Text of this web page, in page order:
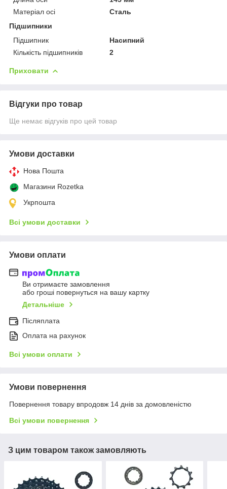
Матеріал осі
Сталь
Підшипники
Підшипник
Насипний
Кількість підшипників
2
Приховати
Відгуки про товар
Ще немає відгуків про цей товар
Умови доставки
Нова Пошта
Магазини Rozetka
Укрпошта
Всі умови доставки
Умови оплати
Ви отримаєте замовлення
або гроші повернуться на вашу картку
Детальніше
Післяплата
Оплата на рахунок
Всі умови оплати
Умови повернення
Повернення товару впродовж 14 днів за домовленістю
Всі умови повернення
З цим товаром також замовляють